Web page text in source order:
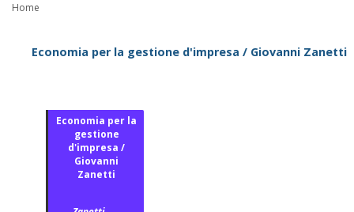
Home
Economia per la gestione d'impresa / Giovanni Zanetti
Economia per la
gestione
d'impresa /
Giovanni
Zanetti